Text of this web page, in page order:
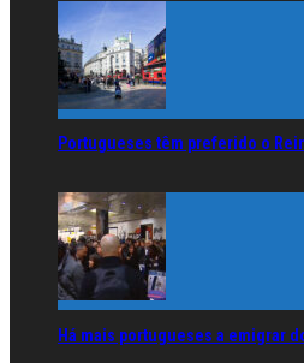
Portugueses têm preferido o
Há mais portugueses a emigrar